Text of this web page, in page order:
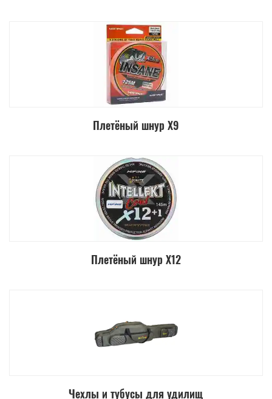
Плетёный шнур Х9
Плетёный шнур Х12
Чехлы и тубусы для удилищ